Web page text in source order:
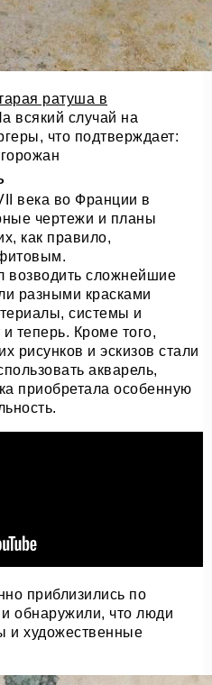
ратуша в
всякий случай на
что подтверждает:
века во Франции в
чертежи и планы
как правило,
возводить сложнейшие
разными красками
системы и
теперь. Кроме того,
рисунков и эскизов стали
акварель,
приобретала особенную
приблизились по
обнаружили, что люди
и художественные